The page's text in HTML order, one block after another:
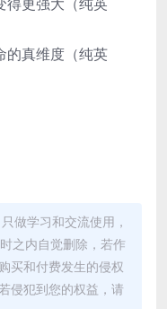
的真维度（纯英
做学习和交流使用，
之内自觉删除，若作
买和付费发生的侵权
侵犯到您的权益，请